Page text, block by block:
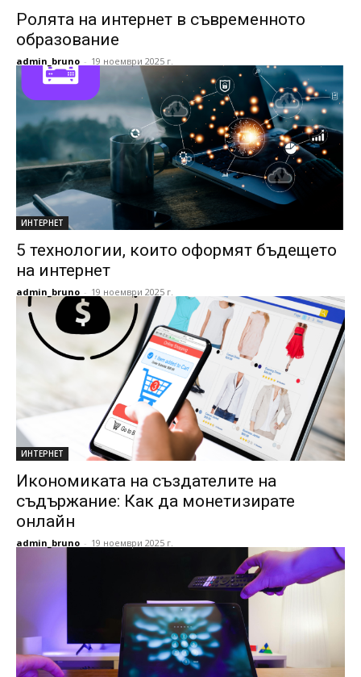
Ролята на интернет в съвременното
образование
admin_bruno - 19 ноември 2025 г.
ИНТЕРНЕТ
5 технологии, които оформят бъдещето
на интернет
admin_bruno - 19 ноември 2025 г.
ИНТЕРНЕТ
Икономиката на създателите на
съдържание: Как да монетизирате
онлайн
admin_bruno - 19 ноември 2025 г.